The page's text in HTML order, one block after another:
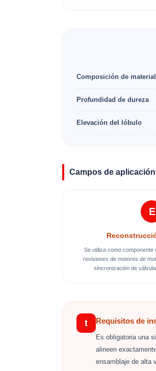
Composición de
Profundidad de dureza
Elevación del lóbulo
Campos de aplicación
E
Se utiliza como
revisiones de motores de
sincronización de
t Requisitos de
Es obligatoria una
alineen
ensamblaje de alta